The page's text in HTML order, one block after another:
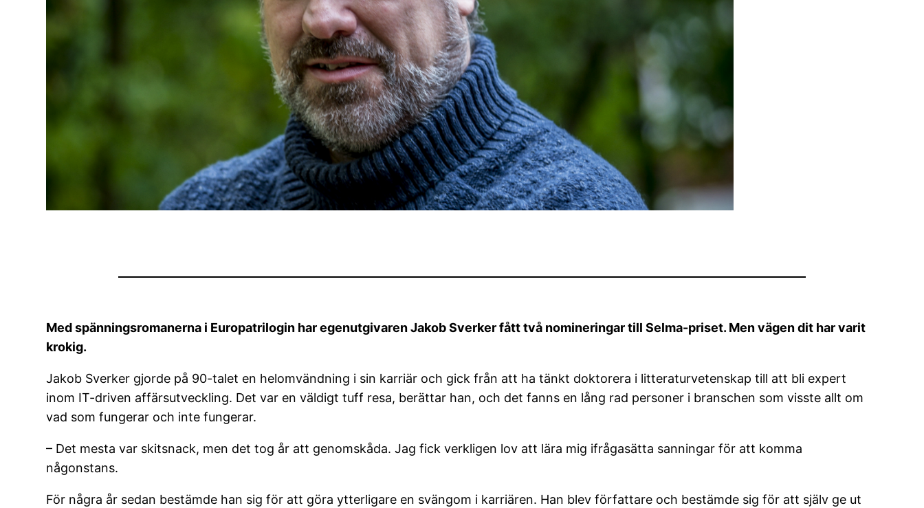
Med spänningsromanerna i Europatrilogin har egenutgivaren Jakob Sverker fått två nomineringar till Selma-priset. Men vägen dit har varit
krokig.
Jakob Sverker gjorde på 90-talet en helomvändning i sin karriär och gick från att ha tänkt doktorera i litteraturvetenskap till att bli expert
inom IT-driven affärsutveckling. Det var en väldigt tuff resa, berättar han, och det fanns en lång rad personer i branschen som visste allt om
vad som fungerar och inte fungerar.
– Det mesta var skitsnack, men det tog år att genomskåda. Jag fick verkligen lov att lära mig ifrågasätta sanningar för att komma
någonstans.
För några år sedan bestämde han sig för att göra ytterligare en svängom i karriären. Han blev författare och bestämde sig för att själv ge ut